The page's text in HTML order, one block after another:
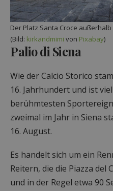
Der Platz Santa Croce
(Bild: kirkandmimi von Pixabay)
Palio di Siena
Wie der Calcio Storico
16. Jahrhundert und ist
berühmtesten
zweimal im Jahr in Siena
16. August.
Es handelt sich um ein
Reitern, die die Piazza del
und in der Regel etwa 90